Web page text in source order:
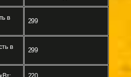
в
299
в
299